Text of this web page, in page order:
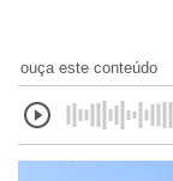
ouça este conteúdo